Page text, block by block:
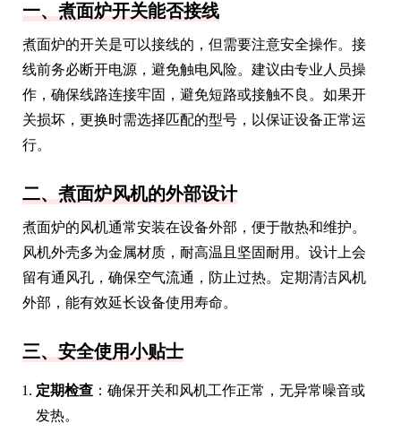
一、煮面炉开关能否接线
煮面炉的开关是可以接线的，但需要注意安全操作。接
线前务必断开电源，避免触电风险。建议由专业人员操
作，确保线路连接牢固，避免短路或接触不良。如果开
关损坏，更换时需选择匹配的型号，以保证设备正常运
行。
二、煮面炉风机的外部设计
煮面炉的风机通常安装在设备外部，便于散热和维护。
风机外壳多为金属材质，耐高温且坚固耐用。设计上会
留有通风孔，确保空气流通，防止过热。定期清洁风机
外部，能有效延长设备使用寿命。
三、安全使用小贴士
定期检查 ：确保开关和风机工作正常，无异常噪音或
发热。